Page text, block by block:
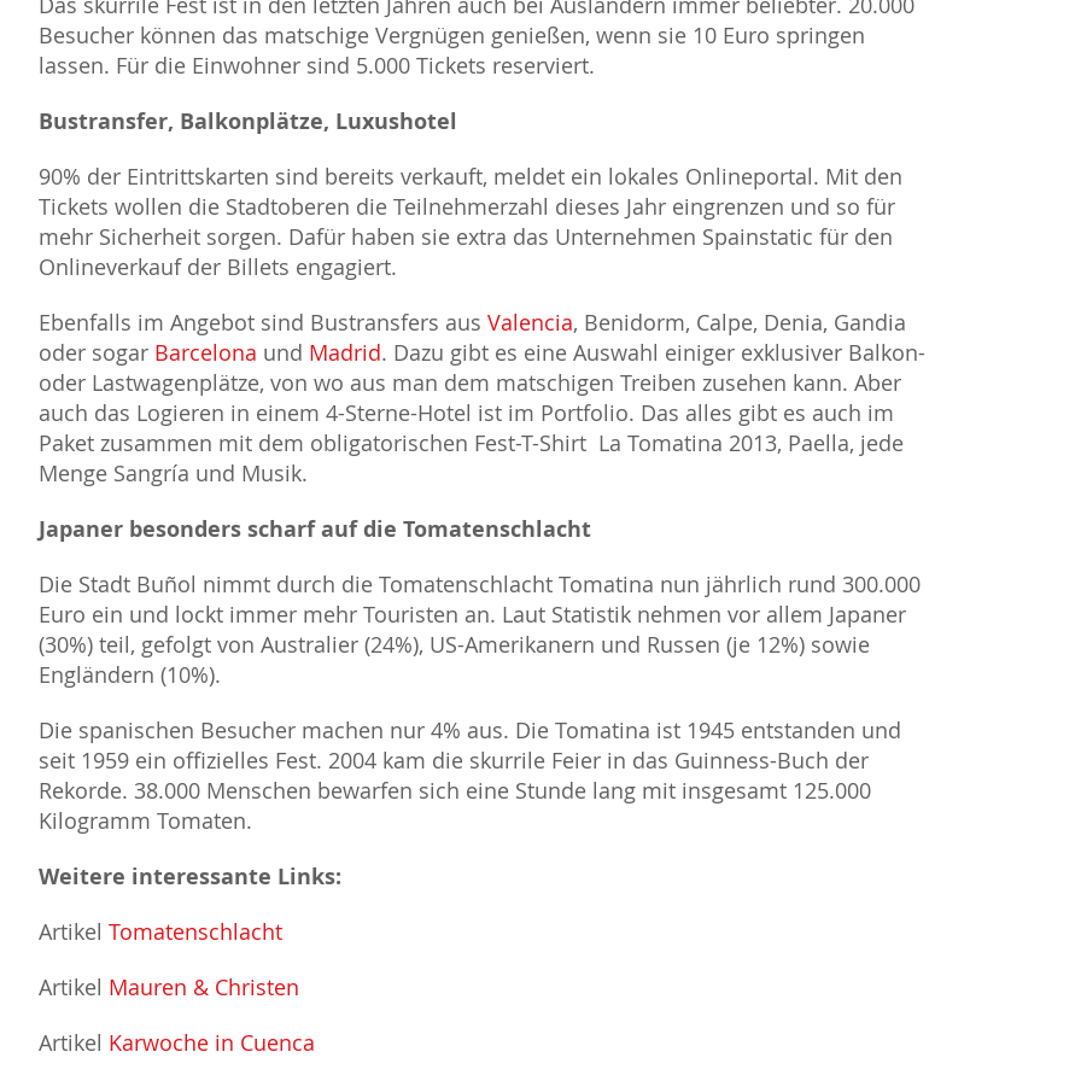
Besucher können das matschige Vergnügen genießen, wenn sie 10 Euro springen
lassen. Für die Einwohner sind 5.000 Tickets reserviert.
Bustransfer, Balkonplätze, Luxushotel
90% der Eintrittskarten sind bereits verkauft, meldet ein lokales Onlineportal. Mit den
Tickets wollen die Stadtoberen die Teilnehmerzahl dieses Jahr eingrenzen und so für
mehr Sicherheit sorgen. Dafür haben sie extra das Unternehmen Spainstatic für den
Onlineverkauf der Billets engagiert.
Ebenfalls im Angebot sind Bustransfers aus Valencia, Benidorm, Calpe, Denia, Gandia
oder sogar Barcelona und Madrid. Dazu gibt es eine Auswahl einiger exklusiver Balkon-
oder Lastwagenplätze, von wo aus man dem matschigen Treiben zusehen kann. Aber
auch das Logieren in einem 4-Sterne-Hotel ist im Portfolio. Das alles gibt es auch im
Paket zusammen mit dem obligatorischen Fest-T-Shirt La Tomatina 2013, Paella, jede
Menge Sangría und Musik.
Japaner besonders scharf auf die Tomatenschlacht
Die Stadt Buñol nimmt durch die Tomatenschlacht Tomatina nun jährlich rund 300.000
Euro ein und lockt immer mehr Touristen an. Laut Statistik nehmen vor allem Japaner
(30%) teil, gefolgt von Australier (24%), US-Amerikanern und Russen (je 12%) sowie
Engländern (10%).
Die spanischen Besucher machen nur 4% aus. Die Tomatina ist 1945 entstanden und
seit 1959 ein offizielles Fest. 2004 kam die skurrile Feier in das Guinness-Buch der
Rekorde. 38.000 Menschen bewarfen sich eine Stunde lang mit insgesamt 125.000
Kilogramm Tomaten.
Weitere interessante Links:
Artikel Tomatenschlacht
Artikel Mauren & Christen
Artikel Karwoche in Cuenca